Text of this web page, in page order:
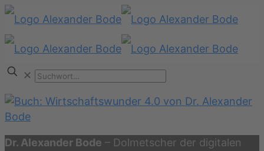
✕
Dr. Alexander Bode – Dolmetscher der digitalen